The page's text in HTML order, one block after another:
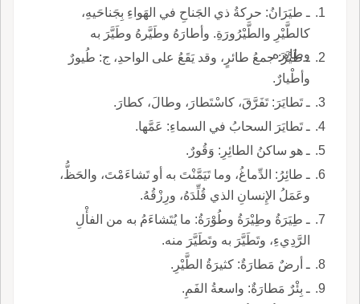
ـ طيَرَانُ: حركةُ ذي الجَناحِ في الهَواءِ بِجَناحَيهِ،
كالطَّيْرِ والطَّيْرُورَةِ. وأطارَهُ وطَيَّرهُ وطَيَّرَ به
وطايَرَه.
ـ طَيْرُ: جمعُ طائرٍ، وقد يَقَعُ على الواحدِ، ج: طُيورٌ
وأطْيارٌ.
ـ تَطايَرَ: تَفَرَّقَ، كاسْتَطارَ، وطالَ، كطارَ.
ـ تَطايَرَ السحابُ في السماءِ: عَمَّها.
ـ هو ساكنُ الطائِرِ: وَقُورٌ.
ـ طائِرُ: الدِّماغُ، وما تَيَمَّنْتَ به أو تَشاءَمْتَ، والحَظُّ،
وعَمَلُ الإِنسانِ الذي قُلِّدَهُ، ورِزْقُهُ.
ـ طِيَرَةُ وطِيْرَةُ وطُوْرَةُ: ما يُتَشاءَمُ به من الفأْلِ
الرَّدِيءِ، وتَطَيَّرَ به وتَطَيَّرَ منه.
ـ أرضٌ مَطارَةٌ: كثيرَةُ الطَّيْرِ.
ـ بِئْرٌ مَطارَةٌ: واسعةُ الفَمِ.